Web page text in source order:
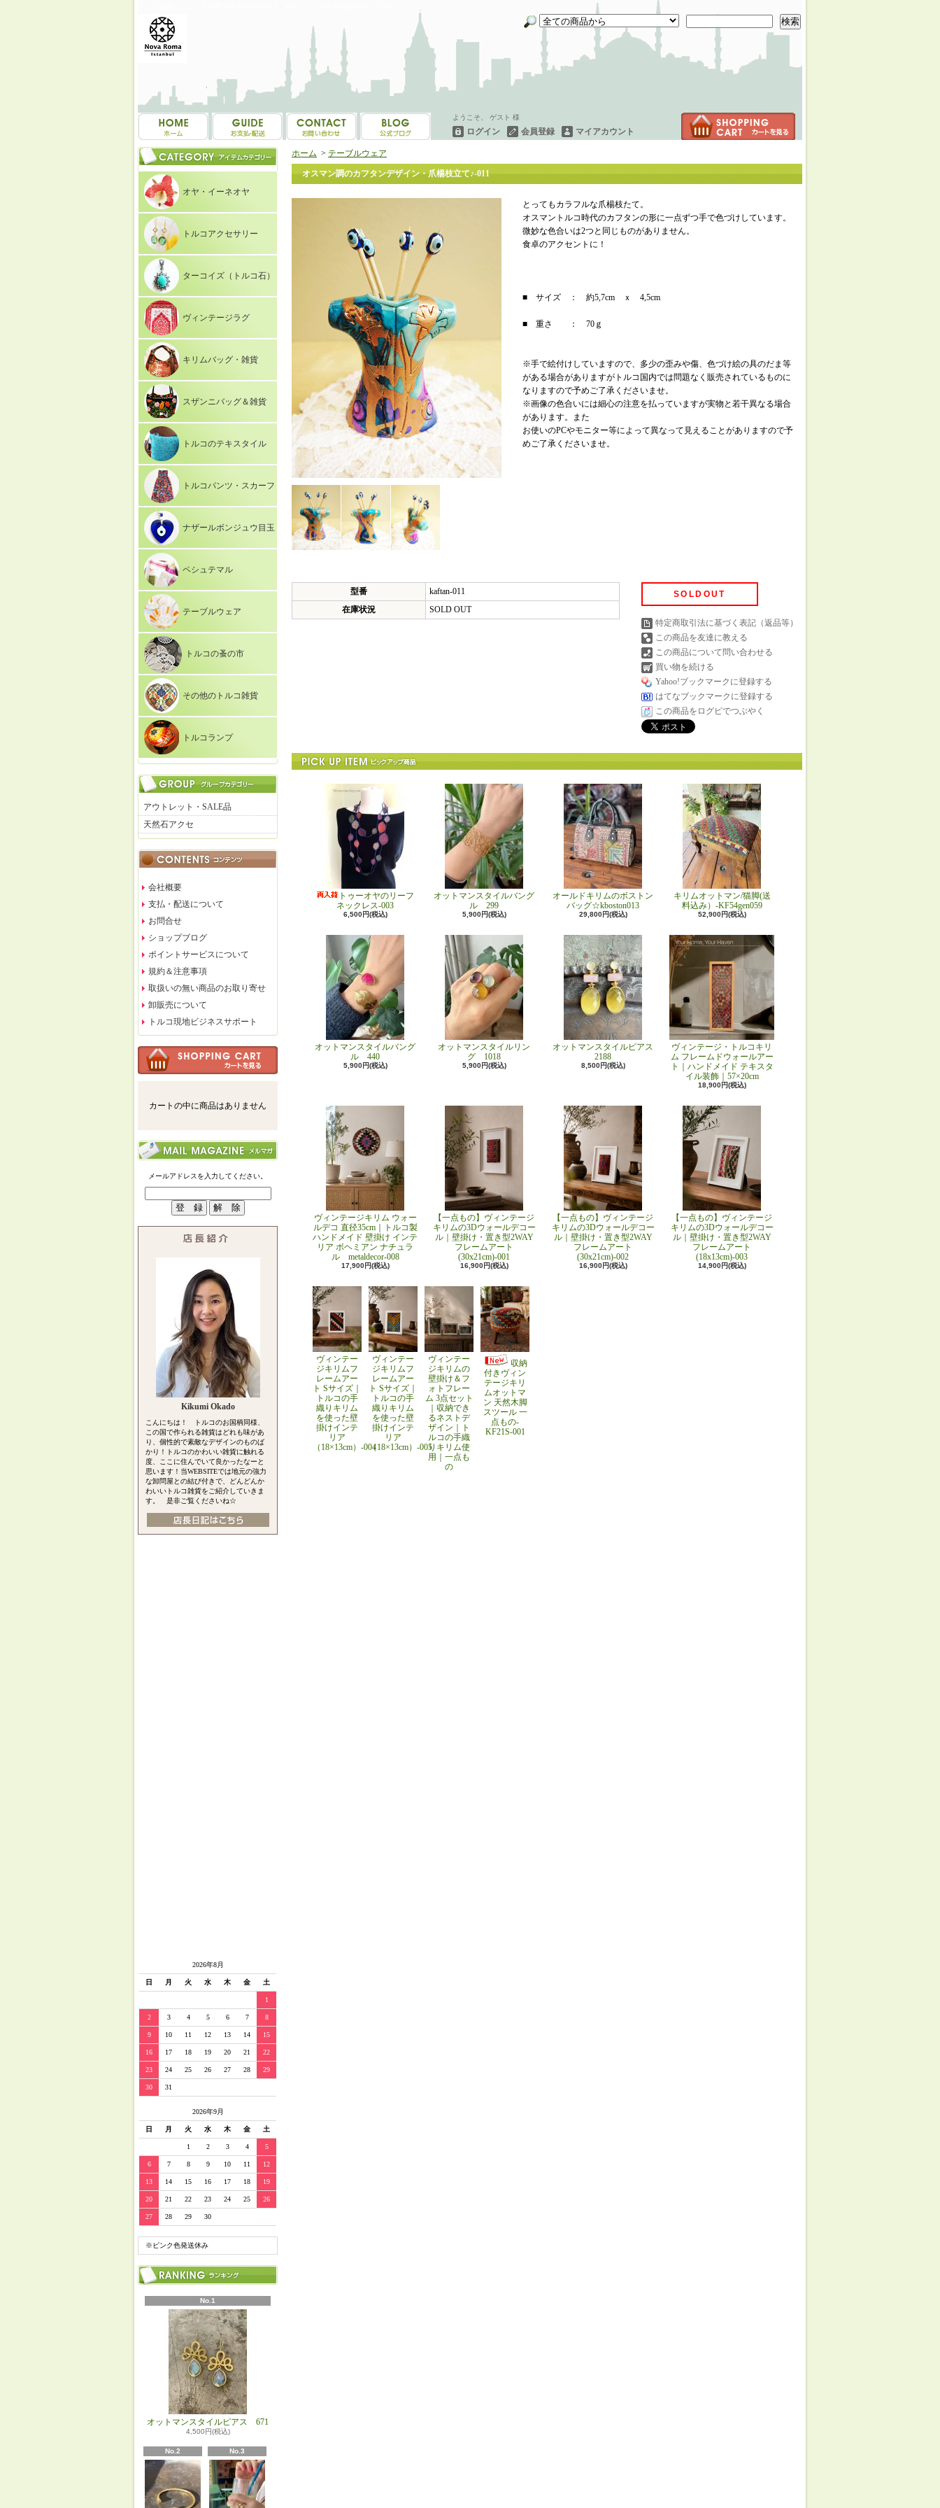
検索
ようこそ、 ゲスト 様
ログイン 会員登録 マイアカウント
オヤ・イーネオヤ
トルコアクセサリー
ターコイズ（トルコ石）
ヴィンテージラグ
キリムバッグ・雑貨
スザンニバッグ＆雑貨
トルコのテキスタイル
トルコパンツ・スカーフ
ナザールボンジュウ目玉
ペシュテマル
テーブルウェア
トルコの蚤の市
その他のトルコ雑貨
トルコランプ
アウトレット・SALE品
天然石アクセ
会社概要
支払・配送について
お問合せ
ショップブログ
ポイントサービスについて
規約＆注意事項
取扱いの無い商品のお取り寄せ
卸販売について
トルコ現地ビジネスサポート
カートの中に商品はありません
メールアドレスを入力してください。
Kikumi Okado
こんにちは！ トルコのお国柄同様、
この国で作られる雑貨はどれも味があ
り、個性的で素敵なデザインのものば
かり！トルコのかわいい雑貨に触れる
度、ここに住んでいて良かったなーと
思います！当WEBSITEでは地元の強力
な卸問屋との結び付きで、どんどんか
わいいトルコ雑貨をご紹介していきま
す。 是非ご覧くださいね☆
2026年8月
日 月 火 水 木 金 土
1
2 3 4 5 6 7 8
9 10 11 12 13 14 15
16 17 18 19 20 21 22
23 24 25 26 27 28 29
30 31
2026年9月
日 月 火 水 木 金 土
1 2 3 4 5
6 7 8 9 10 11 12
13 14 15 16 17 18 19
20 21 22 23 24 25 26
27 28 29 30
※ピンク色発送休み
No.1
オットマンスタイルピアス 671
4,500円(税込)
No.2 No.3
ホーム > テーブルウェア
オスマン調のカフタンデザイン・爪楊枝立て♪-011
とってもカラフルな爪楊枝たて。
オスマントルコ時代のカフタンの形に一点ずつ手で色づけしています。
微妙な色合いは2つと同じものがありません。
食卓のアクセントに！
■ サイズ ： 約5,7cm ｘ 4,5cm
■ 重さ ： 70ｇ
※手で絵付けしていますので、多少の歪みや傷、色づけ絵の具のだま等
がある場合がありますがトルコ国内では問題なく販売されているものに
なりますので予めご了承くださいませ。
※画像の色合いには細心の注意を払っていますが実物と若干異なる場合
があります。また
お使いのPCやモニター等によって異なって見えることがありますので予
めご了承くださいませ。
型番
kaftan-011
在庫状況
SOLD OUT
SOLDOUT
特定商取引法に基づく表記（返品等）
この商品を友達に教える
この商品について問い合わせる
買い物を続ける
Yahoo!ブックマークに登録する
はてなブックマークに登録する
この商品をログピでつぶやく
トゥーオヤのリーフ
ネックレス-003
6,500円(税込)
オットマンスタイルバング
ル 299
5,900円(税込)
オールドキリムのボストン
バッグ☆kboston013
29,800円(税込)
キリムオットマン/猫脚(送
料込み）-KF54gen059
52,900円(税込)
オットマンスタイルバング
ル 440
5,900円(税込)
オットマンスタイルリン
グ 1018
5,900円(税込)
オットマンスタイルピアス
2188
8,500円(税込)
ヴィンテージ・トルコキリ
ム フレームドウォールアー
ト｜ハンドメイド テキスタ
イル装飾｜57×20cm
18,900円(税込)
ヴィンテージキリム ウォー
ルデコ 直径35cm｜トルコ製
ハンドメイド 壁掛け インテ
リア ボヘミアン ナチュラ
ル metaldecor-008
17,900円(税込)
【一点もの】ヴィンテージ
キリムの3Dウォールデコー
ル｜壁掛け・置き型2WAY
フレームアート
(30x21cm)-001
16,900円(税込)
【一点もの】ヴィンテージ
キリムの3Dウォールデコー
ル｜壁掛け・置き型2WAY
フレームアート
(30x21cm)-002
16,900円(税込)
【一点もの】ヴィンテージ
キリムの3Dウォールデコー
ル｜壁掛け・置き型2WAY
フレームアート
(18x13cm)-003
14,900円(税込)
ヴィンテー
ジキリムフ
レームアー
ト Sサイズ｜
トルコの手
織りキリム
を使った壁
掛けインテ
リア
（18×13cm）-004
ヴィンテー
ジキリムフ
レームアー
ト Sサイズ｜
トルコの手
織りキリム
を使った壁
掛けインテ
リア
（18×13cm）-005
ヴィンテー
ジキリムの
壁掛け＆フ
ォトフレー
ム 3点セット
｜収納でき
るネストデ
ザイン｜ト
ルコの手織
りキリム使
用｜一点も
の
収納
付きヴィン
テージキリ
ムオットマ
ン 天然木脚
スツール 一
点もの-
KF21S-001